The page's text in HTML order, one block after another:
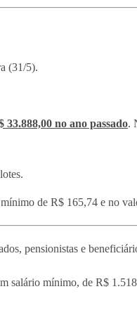
(31/5).
no ano passado.
de R$ 165,74 e no
pensionistas e
salário mínimo, de R$